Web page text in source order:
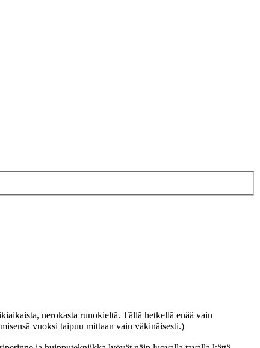
nerokasta runokieltä. Tällä hetkellä enää vain
vuoksi taipuu mittaan vain väkinäisesti.)